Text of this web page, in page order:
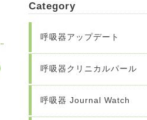
Category
呼吸器アップデート
呼吸器クリニカルパール
呼吸器 Journal Watch